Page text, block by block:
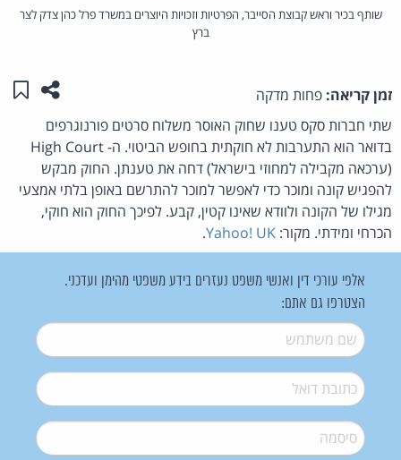
שותף בכיר וראש קבוצת הסייבר, הפרטיות וזכויות היוצרים במשרד פרל כהן צדק לצר
ברץ
זמן קריאה: פחות מדקה שתפו
שתי חברות סקס טענו שחוק האוסר משלוח סרטים פורנוגרפים
בדואר הוא התערבות לא חוקתית בחופש הביטוי. ה- High Court
(ערכאה מקבילה למחוזי בישראל) דחה את טענתן. החוק מבקש
להפגיש קונה ומוכר כדי לאפשר למוכר להתרשם באופן בלתי אמצעי
מגילו של הקונה ולוודא שאינו קטין, קבע. לפיכך החוק הוא חוקי,
הכרחי ומידתי. מקור: Yahoo! UK
.
אלפי עורכי דין ואנשי משפט נעזרים בידע משפטי מהימן ועדכני.
הצטרפו גם אתם:
שם משתמש*
דואל*
סיסמה*